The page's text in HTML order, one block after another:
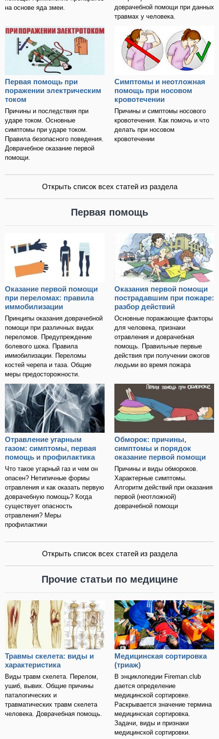
на основе яда змеи.
доврачебной помощи при данных
травмах у человека.
Первая помощь при
поражении электрическим
током
Причины и последствия при
ударе током. Основные
симптомы при ударе током.
Правила безопасного поведения.
Доврачебное оказание первой
помощи.
Симптомы и неотложная
помощь при носовом
кровотечении
Причины и симптомы носового
кровотечения. Как помочь и что
делать при носовом
кровотечении
Открыть список всех статей из раздела
Первая помощь
Оказание первой помощи
при переломах: правила
иммобилизации
Принципы оказания доврачебной
помощи при различных видах
переломов. Предупреждение
болевого шока. Правила
иммобилизации. Переломы
костей черепа и таза. Общие
меры предосторожности.
Оказания первой помощи
пострадавшим при пожаре:
разбор действий
Основные поражающие факторы
для человека, признаки
отравления и доврачебная
помощь. Правильные первые
действия при получении ожогов
людьми во время пожара
Отравление угарным
газом: симптомы, первая
помощь и профилактика
Что такое угарный газ и чем он
опасен? Нетипичные формы
отравления и как оказать первую
доврачебную помощь? Когда
существует опасность
отравления? Меры
профилактики
Обморок: причины,
симптомы и порядок
оказание первой помощи
Причины и виды обмороков.
Характерные симптомы.
Алгоритм действий при оказания
первой (неотложной)
доврачебной помощи
Открыть список всех статей из раздела
Прочие статьи по медицине
Травмы скелета: виды и
характеристика
Виды травм скелета. Перелом,
ушиб, вывих. Общие причины
паталогических и
травматических травм скелета
человека. Доврачебная помощь.
Медицинская сортировка
(триаж)
В энциклопедии Fireman.club
дается определение
медицинской сортировке.
Раскрывается значение термина
медицинская сортировка.
Задачи, виды и признаки
медицинской сортировки.